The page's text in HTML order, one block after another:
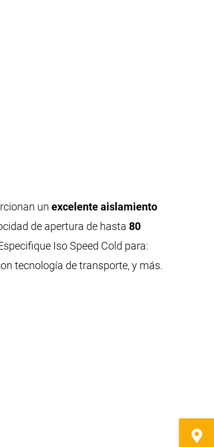
unexcelente aislamiento
de apertura de hasta80
Iso Speed Cold para:
tecnología de transporte, y más.